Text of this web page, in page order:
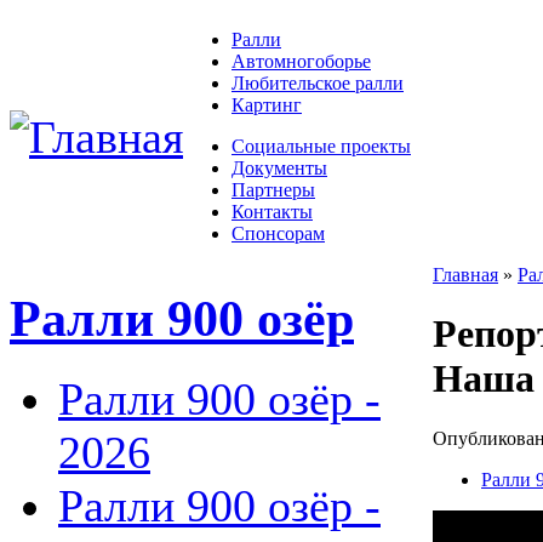
Ралли
Автомногоборье
Любительское ралли
Картинг
Социальные проекты
Документы
Партнеры
Контакты
Спонсорам
Ралли 900 озёр
Ралли 900 озёр -
2026
Ралли 900 озёр -
Главная »
Наша
Ралли